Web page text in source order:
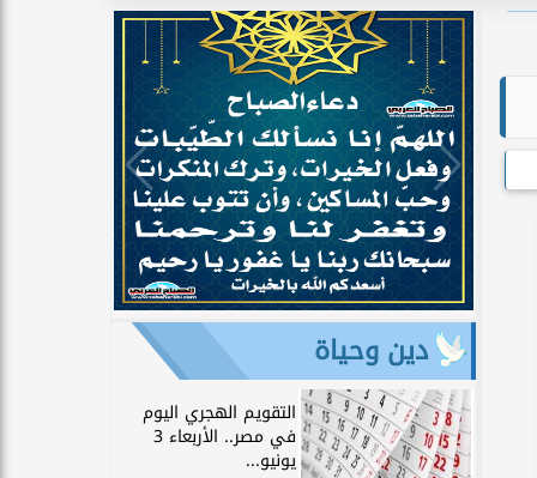
دين وحياة
التقويم الهجري اليوم
في مصر.. الأربعاء 3
يونيو...